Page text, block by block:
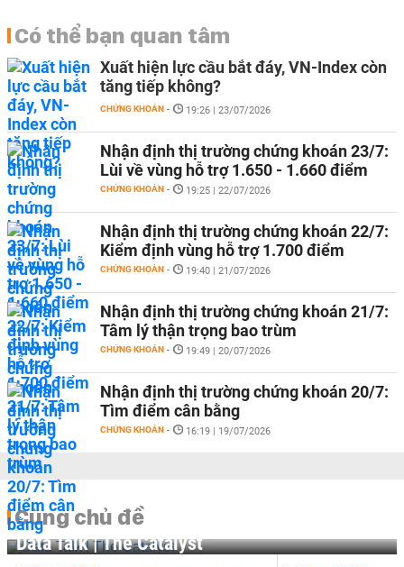
Có thể bạn quan tâm
Xuất hiện lực cầu bắt đáy, VN-Index còn
tăng tiếp không?
CHỨNG KHOÁN - 19:26 | 23/07/2026
Nhận định thị trường chứng khoán 23/7:
Lùi về vùng hỗ trợ 1.650 - 1.660 điểm
CHỨNG KHOÁN - 19:25 | 22/07/2026
Nhận định thị trường chứng khoán 22/7:
Kiểm định vùng hỗ trợ 1.700 điểm
CHỨNG KHOÁN - 19:40 | 21/07/2026
Nhận định thị trường chứng khoán 21/7:
Tâm lý thận trọng bao trùm
CHỨNG KHOÁN - 19:49 | 20/07/2026
Nhận định thị trường chứng khoán 20/7:
Tìm điểm cân bằng
CHỨNG KHOÁN - 16:19 | 19/07/2026
Cùng chủ đề
Data Talk | The Catalyst